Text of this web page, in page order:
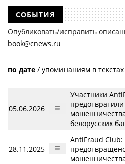
СОБЫТИЯ
Опубликовать/исправить
book@cnews.ru
по дате / упоминаниям в текстах
05.06.2026
Участники
белорусских
28.11.2025
AntiFraud Club: